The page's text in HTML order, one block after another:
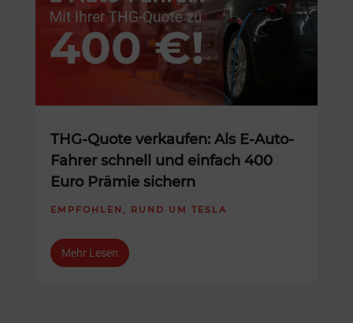
THG-Quote verkaufen: Als E-Auto-
Fahrer schnell und einfach 400
Euro Prämie sichern
EMPFOHLEN , RUND UM TESLA
Mehr Lesen